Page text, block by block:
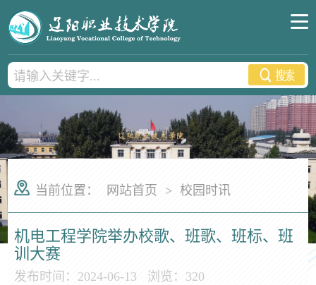
当前位置： 网站首页 > 校园时讯
机电工程学院举办校歌、班歌、班标、班
训大赛
发布时间：2024-06-13 浏览： 320